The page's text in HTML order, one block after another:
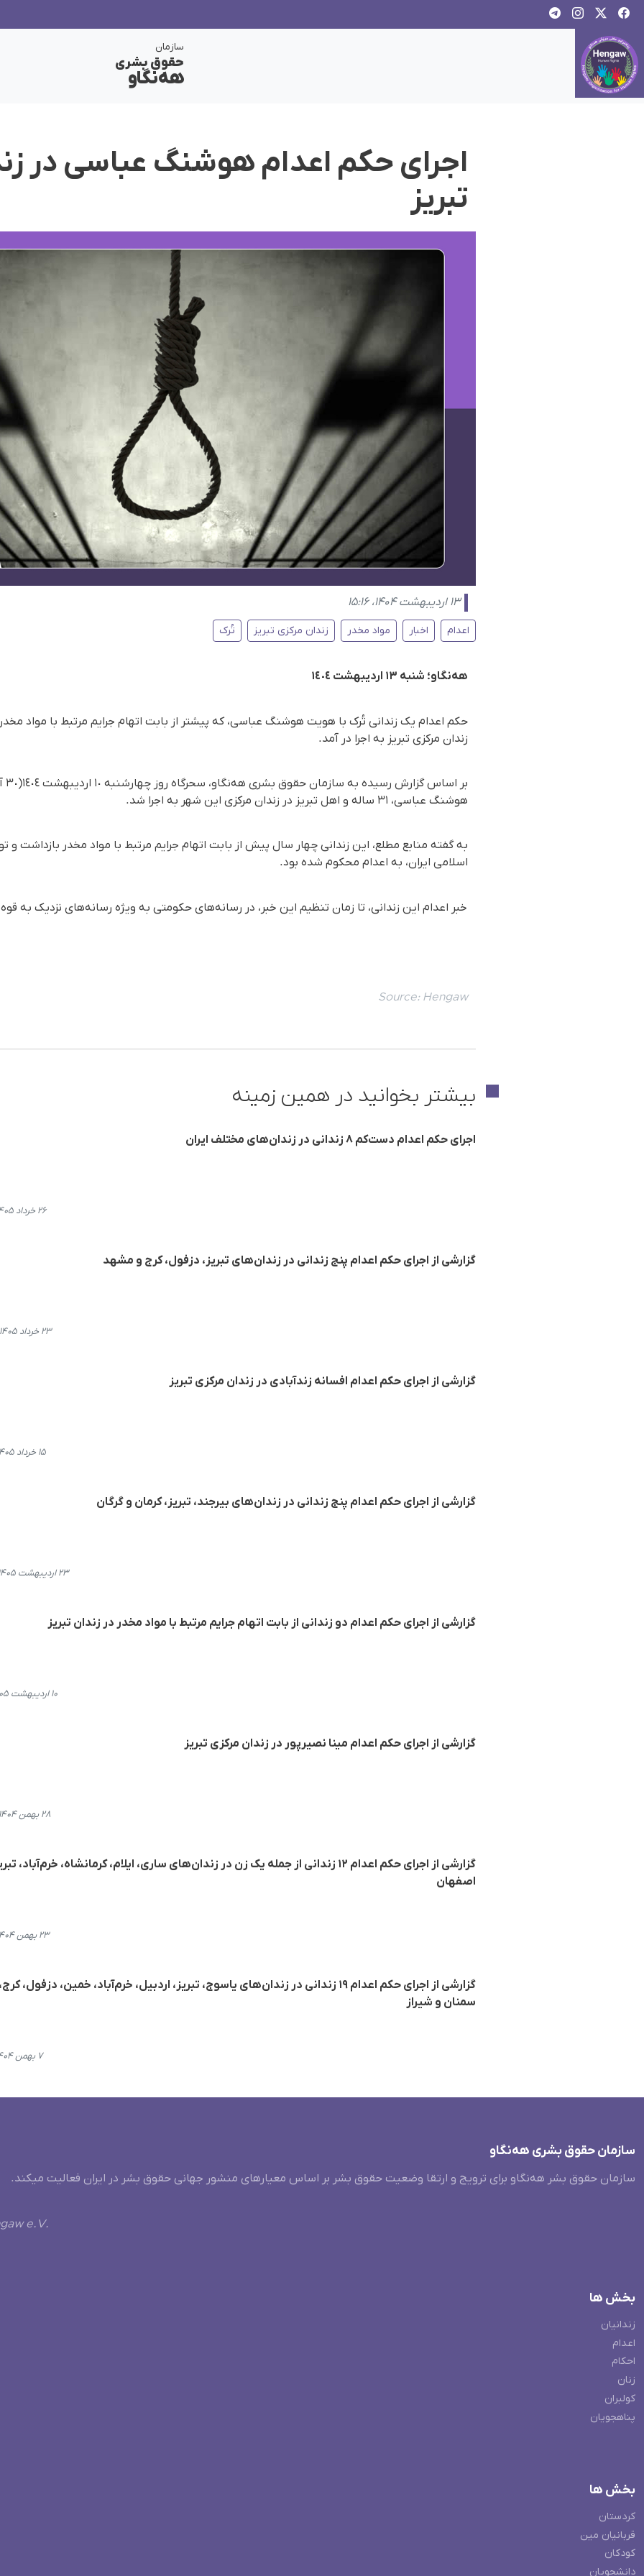
سازمان
حقوق بشری
هەنگاو
اجرای حکم اعدام هوشنگ عباسی در
تبریز
۱۳ اردیبهشت ۱۴۰۴، ۱۵:۱۶
اعدام اخبار مواد مخدر زندان مرکزی تبریز تُرک
هەنگاو؛ شنبه ۱۳ اردیبهشت ١٤٠٤
حکم اعدام یک زندانی تُرک با هویت هوشنگ عباسی، که پیشتر از بابت اتهام جرایم مرتبط با مواد
زندان مرکزی تبریز به اجرا در آمد.
هوشنگ عباسی، ٣١ ساله و اهل تبریز در زندان مرکزی این شهر بە اجرا شد.
به گفته منابع مطلع، این زندانی چهار سال پیش از بابت اتهام جرایم مرتبط با مواد مخدر
اسلامی ایران، به اعدام محکوم شده بود.
خبر اعدام این زندانی، تا زمان تنظیم این خبر، در رسانه‌های حکومتی به ویژه رسانه‌های نزدیک به
Source: Hengaw
بیشتر بخوانید در همین زمینه
اجرای حکم اعدام دست‌کم ۸ زندانی در زندان‌های مختلف ایران
۲۶ خرداد ۱۴۰۵، ۱۲:۰۴
گزارشی از اجرای حکم اعدام پنج زندانی در زندان‌های تبریز، دزفول، کرج و مشهد
۲۳ خرداد ۱۴۰۵، ۲۲:۳۳
گزارشی از اجرای حکم اعدام افسانه زندآبادی در زندان مرکزی تبریز
۱۵ خرداد ۱۴۰۵، ۱۵:۰۷
گزارشی از اجرای حکم اعدام پنج زندانی در زندان‌های بیرجند، تبریز، کرمان و گرگان
۲۳ اردیبهشت ۱۴۰۵، ۲۰:۲۳
گزارشی از اجرای حکم اعدام دو زندانی از بابت اتهام جرایم مرتبط با مواد مخدر در زندان تبریز
۱۰ اردیبهشت ۱۴۰۵، ۱۱:۱۸
گزارشی از اجرای حکم اعدام مینا نصیرپور در زندان مرکزی تبریز
۲۸ بهمن ۱۴۰۴، ۲۲:۴۸
گزارشی از اجرای حکم اعدام ١٢ زندانی از جملە یک زن در زندان‌های ساری، ایلام، کرمانشاه، خرم‌آباد،
اصفهان
۲۳ بهمن ۱۴۰۴، ۱۲:۴۸
گزارشی از اجرای حکم اعدام ١٩ زندانی در زندان‌های یاسوج، تبریز، اردبیل، خرم‌آباد، خمین، دزفول،
سمنان و شیراز
۷ بهمن ۱۴۰۴، ۰۱:۲۸
سازمان حقوق بشری هەنگاو
سازمان حقوق بشر هه‌نگاو برای ترویج و ارتقا وضعیت حقوق بشر بر اساس معیارهای منشور جهانی حقوق بشر در ایران فعالیت میکند.
e.V.
بخش ها
زندانیان
اعدام
احکام
زنان
کولبران
پناهجویان
بخش ها
کردستان
قربانیان مین
کودکان
دانشجویان